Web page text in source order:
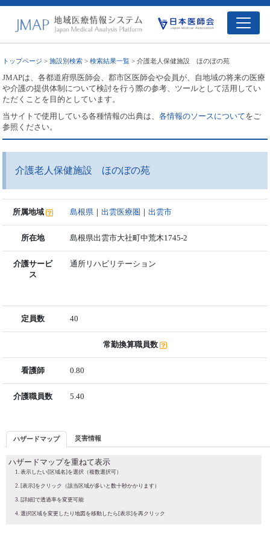
トップページ >施設別検索 >検索結果一覧 > 介護老人保健施設 ほのぼの苑
JMAPは、各都道府県医師会、郡市区医師会や会員が、自地域の将来の医療
や介護の提供体制について検討を行う際の参考、ツールとして活用してい
ただくことを目的としています。
当サイトで使用している各種情報の出典は、各情報のソースについてをご
参照ください。
介護老人保健施設 ほのぼの苑
所属地域 島根県 ｜出雲医療圏 ｜出雲市
所在地 島根県出雲市大社町中荒木1745-2
介護サービ
ス
通所リハビリテーション
定員数 40
常勤換算職員数
看護師 0.80
介護職員数 5.40
ハザードマップ 災害情報
ハザードマップを重ねて表示
表示したい[区域名]を選択（複数選択可）
[表示]をクリック（該当区域が多いと数十秒かかります）
[詳細]で透過率を変更可能
選択区域を変更したり地図を移動したら[表示]を再クリック